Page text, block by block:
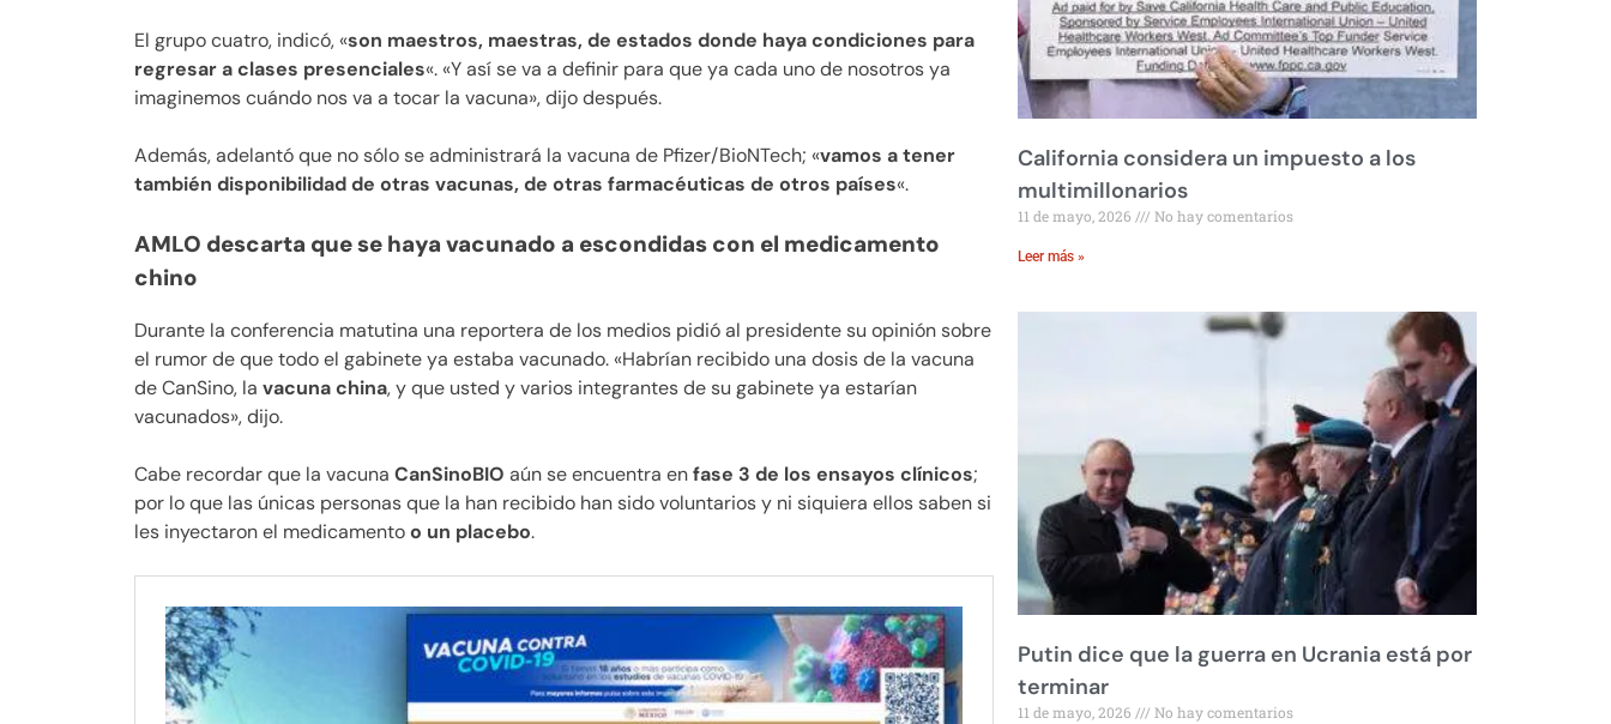
El grupo cuatro, indicó, «son maestros, maestras, de estados donde haya condiciones para
regresar a clases presenciales«. «Y así se va a definir para que ya cada uno de nosotros ya
imaginemos cuándo nos va a tocar la vacuna», dijo después.
Además, adelantó que no sólo se administrará la vacuna de Pfizer/BioNTech; «vamos a tener
también disponibilidad de otras vacunas, de otras farmacéuticas de otros países«.
AMLO descarta que se haya vacunado a escondidas con el medicamento
chino
Durante la conferencia matutina una reportera de los medios pidió al presidente su opinión sobre
el rumor de que todo el gabinete ya estaba vacunado. «Habrían recibido una dosis de la vacuna
de CanSino, la vacuna china, y que usted y varios integrantes de su gabinete ya estarían
vacunados», dijo.
Cabe recordar que la vacuna CanSinoBIO aún se encuentra enfase 3 de los ensayos clínicos;
por lo que las únicas personas que la han recibido han sido voluntarios y ni siquiera ellos saben si
les inyectaron el medicamentoo un placebo.
California considera un impuesto a los
multimillonarios
11 de mayo, 2026 No hay comentarios
Leer más »
Putin dice que la guerra en Ucrania está por
terminar
11 de mayo, 2026 No hay comentarios